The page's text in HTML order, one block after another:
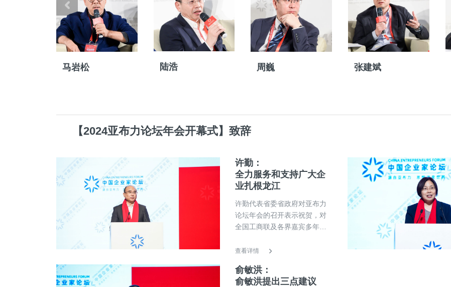
马岩松 陆浩 周巍 张建斌
【2024亚布力论坛年会开幕式】致辞
许勤：
全力服务和支持广大企
业扎根龙江
许勤代表省委省政府对亚布力
论坛年会的召开表示祝贺，对
全国工商联及各界嘉宾多年来
示感谢。他说，当前全省上下
我省期间重要讲话重要指示精
神，坚决扛起维护国家“五大
查看详情
俞敏洪：
俞敏洪提出三点建议